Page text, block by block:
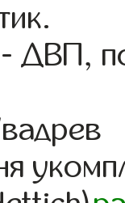
ДВП,